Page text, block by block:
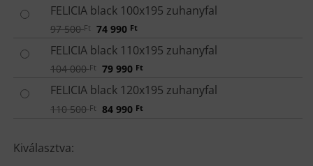
FELICIA black 100x195 zuhanyfal
97 500Ft Original
was:
97
500 Ft.
74 990 FtCurrent
is:
74
990 Ft.
FELICIA black 110x195 zuhanyfal
104 000Ft Original
was:
104
000 Ft.
79 990 FtCurrent
is:
79
990 Ft.
FELICIA black 120x195 zuhanyfal
110 500Ft Original
84 990 FtCurrent
Kiválasztva: